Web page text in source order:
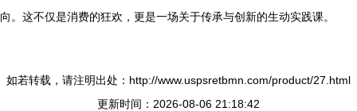
向。这不仅是消费的狂欢，更是一场关于传承与创新的生动实践课。
如若转载，请注明出处：http://www.uspsretbmn.com/product/27.html
更新时间：2026-08-06 21:18:42